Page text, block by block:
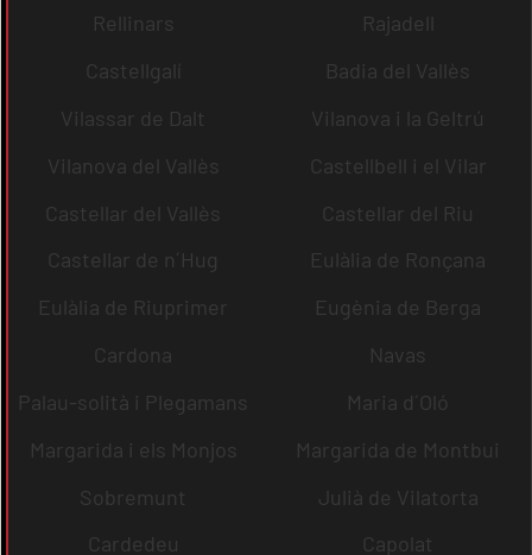
Rellinars
Rajadell
Castellgalí
Badia del Vallès
Vilassar de Dalt
Vilanova i la Geltrú
Vilanova del Vallès
Castellbell i el Vilar
Castellar del Vallès
Castellar del Riu
Castellar de n´Hug
Eulàlia de Ronçana
Eulàlia de Riuprimer
Eugènia de Berga
Cardona
Navas
Palau-solità i Plegamans
Maria d´Oló
Margarida i els Monjos
Margarida de Montbui
Sobremunt
Julià de Vilatorta
Cardedeu
Capolat